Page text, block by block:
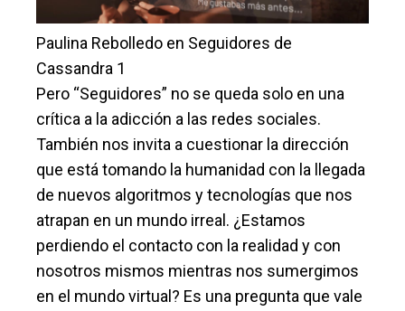
Paulina Rebolledo en Seguidores de
Cassandra 1
Pero “Seguidores” no se queda solo en una
crítica a la adicción a las redes sociales.
También nos invita a cuestionar la dirección
que está tomando la humanidad con la llegada
de nuevos algoritmos y tecnologías que nos
atrapan en un mundo irreal. ¿Estamos
perdiendo el contacto con la realidad y con
nosotros mismos mientras nos sumergimos
en el mundo virtual? Es una pregunta que vale